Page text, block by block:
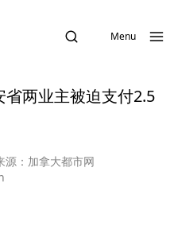
Menu
两业主被迫支付2.5
源： 加拿大都市网